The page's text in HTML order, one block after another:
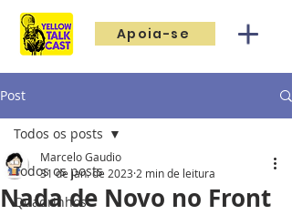
Apoia-se
Post
Todos os posts
Quadrinhos
Todos os posts
Nada de Novo no Front
Marcelo Gaudio
31 de jan. de 2023 2 min de leitura